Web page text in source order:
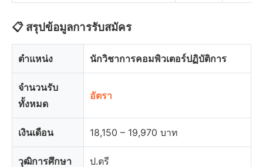
📋 สรุปข้อมูลการรับสมัคร
ตำแหน่ง นักวิชาการคอมพิวเตอร์ปฏิบัติการ
จำนวนรับ
ทั้งหมด
อัตรา
เงินเดือน 18,150 – 19,970 บาท
วุฒิการศึกษา ป.ตรี